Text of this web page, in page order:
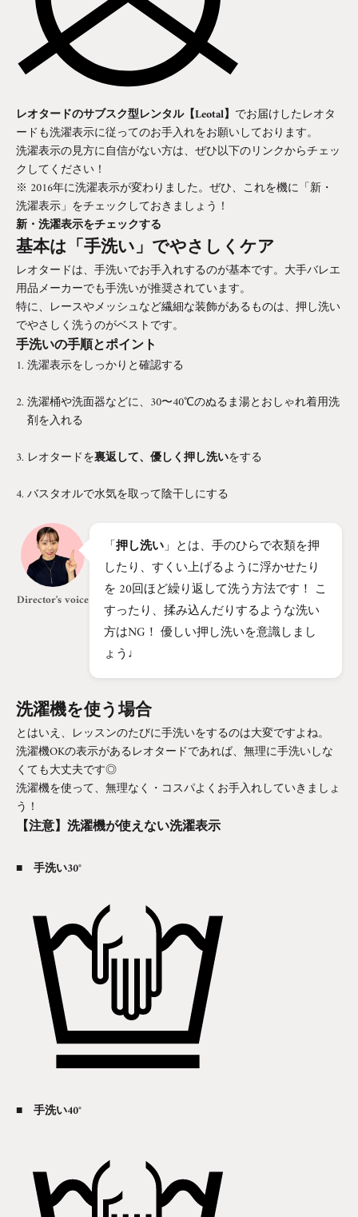
レオタードのサブスク型レンタル【Leotal】 でお届けしたレオタ
ードも洗濯表示に従ってのお手入れをお願いしております。
洗濯表示の見方に自信がない方は、ぜひ以下のリンクからチェッ
クしてください！
※ 2016年に洗濯表示が変わりました。ぜひ、これを機に「新・
洗濯表示」をチェックしておきましょう！
新・洗濯表示をチェックする
基本は「手洗い」でやさしくケア
レオタードは、手洗いでお手入れするのが基本です。大手バレエ
用品メーカーでも手洗いが推奨されています。
特に、レースやメッシュなど繊細な装飾があるものは、押し洗い
でやさしく洗うのがベストです。
手洗いの手順とポイント
洗濯表示をしっかりと確認する
洗濯桶や洗面器などに、30〜40℃のぬるま湯とおしゃれ着用洗
剤を入れる
レオタードを裏返して、優しく押し洗いをする
バスタオルで水気を取って陰干しにする
Director's voice
「押し洗い」とは、手のひらで衣類を押
したり、すくい上げるように浮かせたり
を 20回ほど繰り返して洗う方法です！ こ
すったり、揉み込んだりするような洗い
方はNG！ 優しい押し洗いを意識しまし
ょう♩
洗濯機を使う場合
とはいえ、レッスンのたびに手洗いをするのは大変ですよね。
洗濯機OKの表示があるレオタードであれば、無理に手洗いしな
くても大丈夫です◎
洗濯機を使って、無理なく・コスパよくお手入れしていきましょ
う！
【注意】洗濯機が使えない洗濯表示
■ 手洗い30°
■ 手洗い40°